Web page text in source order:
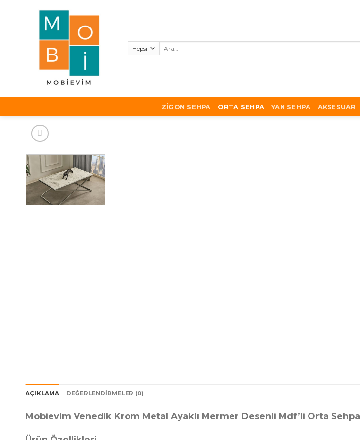
ZIGON SEHPA ORTA SEHPA YAN SEHPA AKSESUAR
AÇIKLAMA DEĞERLENDIRMELER (0)
Mobievim Venedik Krom Metal Ayaklı Mermer Desenli Mdf’li Orta Sehpa